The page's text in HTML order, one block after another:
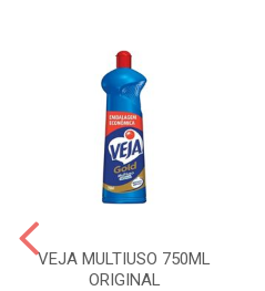
VEJA MULTIUSO 750ML
ORIGINAL